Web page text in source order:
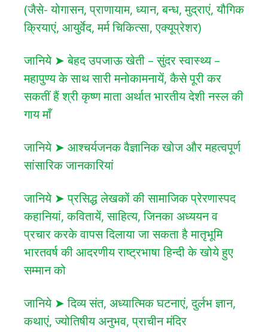
(जैसे- योगासन, प्राणायाम, ध्यान, बन्ध, मुद्राएं, यौगिक
क्रियाएं, आयुर्वेद, मर्म चिकित्सा, एक्यूप्रेशर)
जानिये ➤ बेहद उपजाऊ खेती – सुंदर स्वास्थ्य –
महापुण्य के साथ सारी मनोकामनायें, कैसे पूरी कर
सकतीं हैं श्री कृष्ण माता अर्थात भारतीय देशी नस्ल की
गाय माँ
जानिये ➤ आश्चर्यजनक वैज्ञानिक खोज और महत्वपूर्ण
सांसारिक जानकारियां
जानिये ➤ प्रसिद्ध लेखकों की सामाजिक प्रेरणास्पद
कहानियां, कवितायें, साहित्य, जिनका अध्ययन व
प्रचार करके वापस दिलाया जा सकता है मातृभूमि
भारतवर्ष की आदरणीय राष्ट्रभाषा हिन्दी के खोये हुए
सम्मान को
जानिये ➤ दिव्य संत, अध्यात्मिक घटनाएं, दुर्लभ ज्ञान,
कथाएं, ज्योतिषीय अनुभव, प्राचीन मंदिर